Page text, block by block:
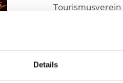
Detailswww.latsch-